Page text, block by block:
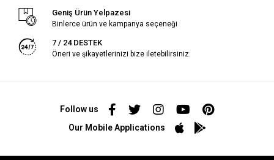
Geniş Ürün Yelpazesi
Binlerce ürün ve kampanya seçeneği
7 / 24 DESTEK
Öneri ve şikayetlerinizi bize iletebilirsiniz.
Follow us
Our Mobile Applications